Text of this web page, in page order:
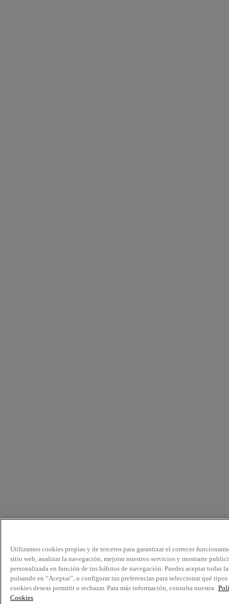
Utilizamos cookies propias y de terceros para garantizar el correcto
sitio web, analizar la navegación, mejorar nuestros servicios y mostrarte
personalizada en función de tus hábitos de navegación. Puedes aceptar todas
pulsando en “Aceptar”, o configurar tus preferencias para seleccionar qué tipos
cookies deseas permitir o rechazar. Para más información, consulta nuestra
Cookies